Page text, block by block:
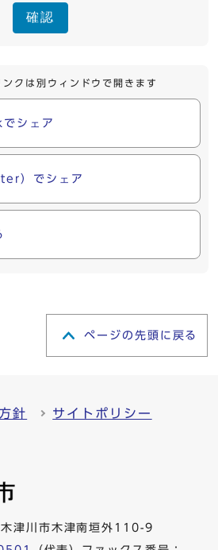
確認
クは別ウィンドウで開きます
シェア
）でシェア
ページの先頭に戻る
針 サイトポリシー
津川市木津南垣外110-9